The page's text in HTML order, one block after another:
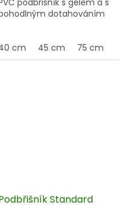
cm
dotahováním
cm 45 cm 75 cm
Standard